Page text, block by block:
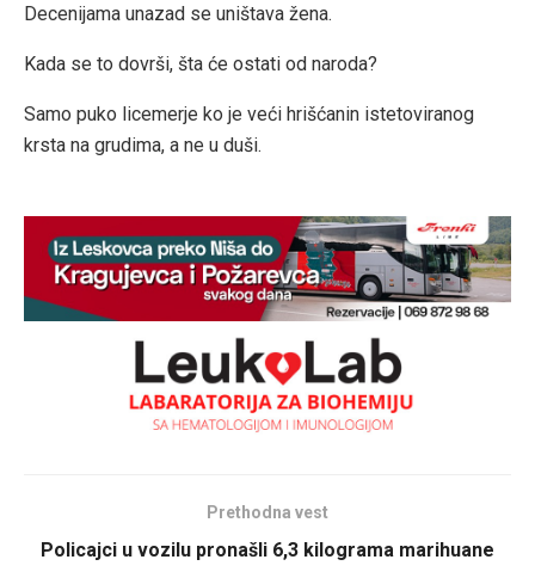
Decenijama unazad se uništava žena.
Kada se to dovrši, šta će ostati od naroda?
Samo puko licemerje ko je veći hrišćanin istetoviranog
krsta na grudima, a ne u duši.
Prethodna vest
Policajci u vozilu pronašli 6,3 kilograma marihuane